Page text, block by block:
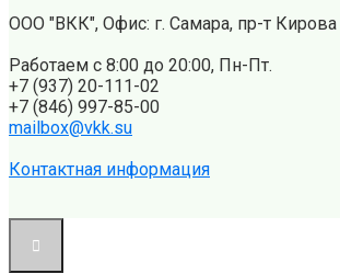
ООО "ВКК", Офис: г. Самара, пр-т Кирова
Работаем с 8:00 до 20:00, Пн-Пт.
+7 (937) 20-111-02
+7 (846) 997-85-00
mailbox@vkk.su
Контактная информация